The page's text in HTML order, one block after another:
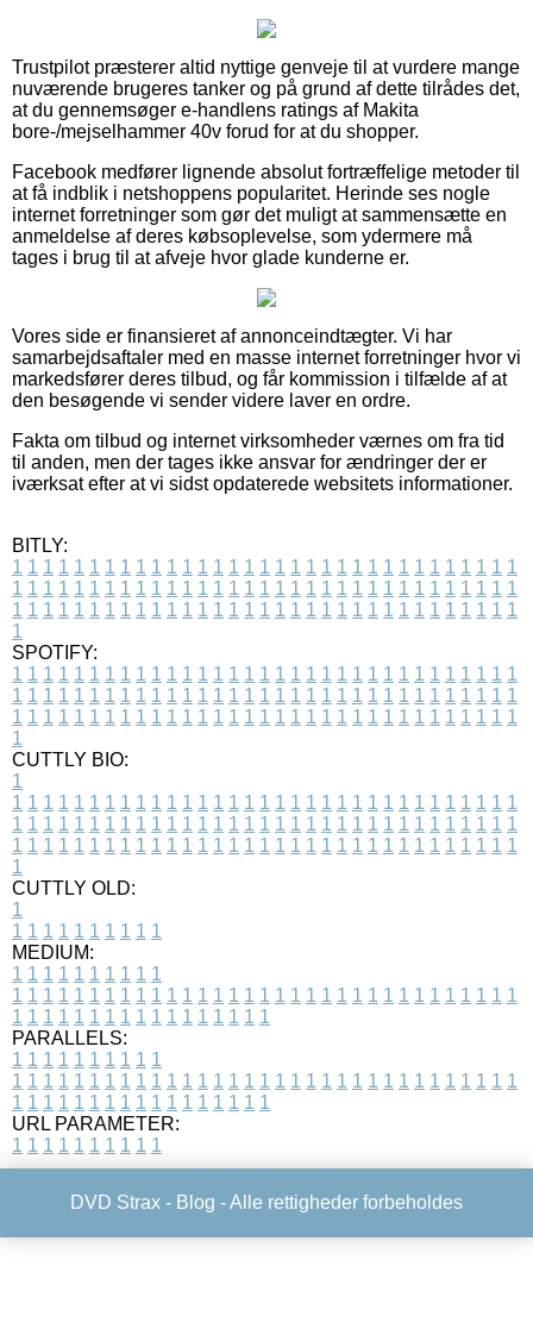
Trustpilot præsterer altid nyttige genveje til at vurdere mange
nuværende brugeres tanker og på grund af dette tilrådes det,
at du gennemsøger e-handlens ratings af Makita
bore-/mejselhammer 40v forud for at du shopper.
Facebook medfører lignende absolut fortræffelige metoder til
at få indblik i netshoppens popularitet. Herinde ses nogle
internet forretninger som gør det muligt at sammensætte en
anmeldelse af deres købsoplevelse, som ydermere må
tages i brug til at afveje hvor glade kunderne er.
Vores side er finansieret af annonceindtægter. Vi har
samarbejdsaftaler med en masse internet forretninger hvor vi
markedsfører deres tilbud, og får kommission i tilfælde af at
den besøgende vi sender videre laver en ordre.
Fakta om tilbud og internet virksomheder værnes om fra tid
til anden, men der tages ikke ansvar for ændringer der er
iværksat efter at vi sidst opdaterede websitets informationer.
BITLY:
1 1 1 1 1 1 1 1 1 1 1 1 1 1 1 1 1 1 1 1 1 1 1 1 1 1 1 1 1 1 1 1 1
1 1 1 1 1 1 1 1 1 1 1 1 1 1 1 1 1 1 1 1 1 1 1 1 1 1 1 1 1 1 1 1 1
1 1 1 1 1 1 1 1 1 1 1 1 1 1 1 1 1 1 1 1 1 1 1 1 1 1 1 1 1 1 1 1 1
1
SPOTIFY:
1 1 1 1 1 1 1 1 1 1 1 1 1 1 1 1 1 1 1 1 1 1 1 1 1 1 1 1 1 1 1 1 1
1 1 1 1 1 1 1 1 1 1 1 1 1 1 1 1 1 1 1 1 1 1 1 1 1 1 1 1 1 1 1 1 1
1 1 1 1 1 1 1 1 1 1 1 1 1 1 1 1 1 1 1 1 1 1 1 1 1 1 1 1 1 1 1 1 1
1
CUTTLY BIO:
1
1 1 1 1 1 1 1 1 1 1 1 1 1 1 1 1 1 1 1 1 1 1 1 1 1 1 1 1 1 1 1 1 1
1 1 1 1 1 1 1 1 1 1 1 1 1 1 1 1 1 1 1 1 1 1 1 1 1 1 1 1 1 1 1 1 1
1 1 1 1 1 1 1 1 1 1 1 1 1 1 1 1 1 1 1 1 1 1 1 1 1 1 1 1 1 1 1 1 1
1
CUTTLY OLD:
1
1 1 1 1 1 1 1 1 1 1
MEDIUM:
1 1 1 1 1 1 1 1 1 1
1 1 1 1 1 1 1 1 1 1 1 1 1 1 1 1 1 1 1 1 1 1 1 1 1 1 1 1 1 1 1 1 1
1 1 1 1 1 1 1 1 1 1 1 1 1 1 1 1 1
PARALLELS:
1 1 1 1 1 1 1 1 1 1
1 1 1 1 1 1 1 1 1 1 1 1 1 1 1 1 1 1 1 1 1 1 1 1 1 1 1 1 1 1 1 1 1
1 1 1 1 1 1 1 1 1 1 1 1 1 1 1 1 1
URL PARAMETER:
1 1 1 1 1 1 1 1 1 1
DVD Strax - Blog - Alle rettigheder forbeholdes